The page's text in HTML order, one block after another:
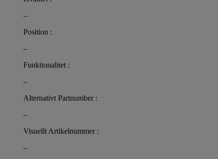
–
Position :
–
Funktionalitet :
–
Alternativt Partnumber :
–
Visuellt Artikelnummer :
–